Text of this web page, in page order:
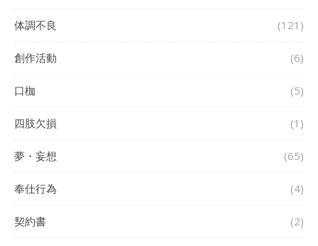
体調不良 (121)
創作活動 (6)
口枷 (5)
四肢欠損 (1)
夢・妄想 (65)
奉仕行為 (4)
契約書 (2)